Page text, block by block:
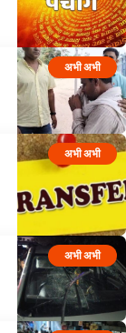
अभी अभी
अभी अभी
अभी अभी